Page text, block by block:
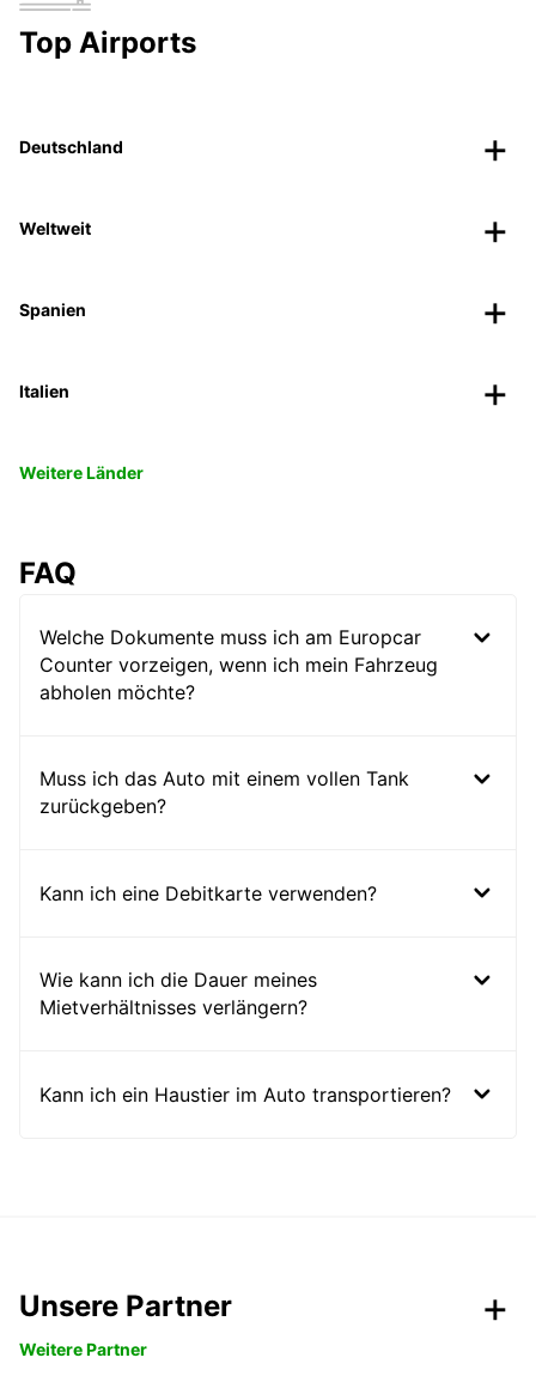
Top Airports
Deutschland
Weltweit
Spanien
Italien
Weitere Länder
FAQ
Welche Dokumente muss ich am Europcar
Counter vorzeigen, wenn ich mein Fahrzeug
abholen möchte?
Muss ich das Auto mit einem vollen Tank
zurückgeben?
Kann ich eine Debitkarte verwenden?
Wie kann ich die Dauer meines
Mietverhältnisses verlängern?
Kann ich ein Haustier im Auto transportieren?
Unsere Partner
Weitere Partner